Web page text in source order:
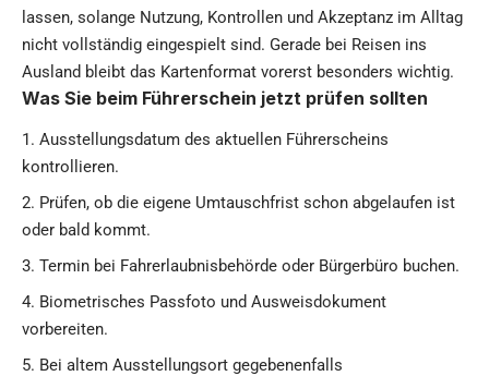
lassen, solange Nutzung, Kontrollen und Akzeptanz im Alltag
nicht vollständig eingespielt sind. Gerade bei Reisen ins
Ausland bleibt das Kartenformat vorerst besonders wichtig.
Was Sie beim Führerschein jetzt prüfen sollten
Ausstellungsdatum des aktuellen Führerscheins
kontrollieren.
Prüfen, ob die eigene Umtauschfrist schon abgelaufen ist
oder bald kommt.
Termin bei Fahrerlaubnisbehörde oder Bürgerbüro buchen.
Biometrisches Passfoto und Ausweisdokument
vorbereiten.
Bei altem Ausstellungsort gegebenenfalls